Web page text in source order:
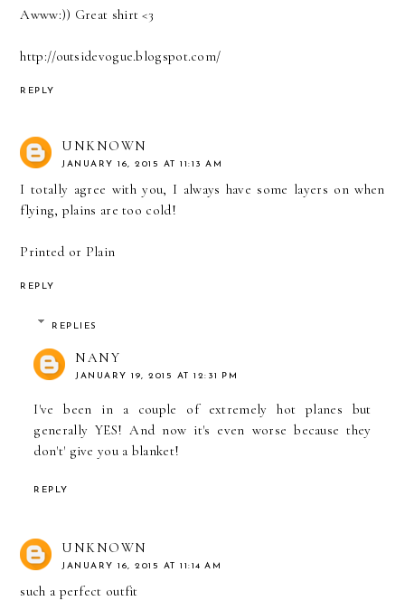
Awww:)) Great shirt <3
http://outsidevogue.blogspot.com/
REPLY
UNKNOWN
JANUARY 16, 2015 AT 11:13 AM
I totally agree with you, I always have some layers on when
flying, plains are too cold!
Printed or Plain
REPLY
REPLIES
NANY
JANUARY 19, 2015 AT 12:31 PM
I've been in a couple of extremely hot planes but
generally YES! And now it's even worse because they
don't' give you a blanket!
REPLY
UNKNOWN
JANUARY 16, 2015 AT 11:14 AM
such a perfect outfit